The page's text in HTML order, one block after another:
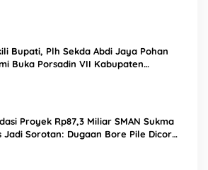
Bupati, Plh Sekda Abdi Jaya Pohan
Buka Porsadin VII Kabupaten
Proyek Rp87,3 Miliar SMAN Sukma
Jadi Sorotan: Dugaan Bore Pile Dicor